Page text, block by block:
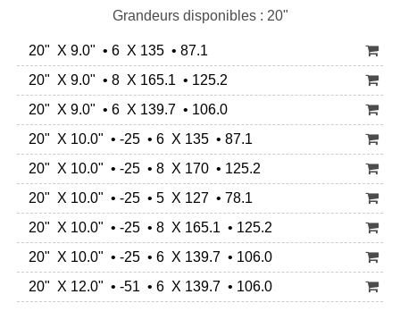
Grandeurs disponibles : 20"
20" X 9.0" • 6 X 135 • 87.1
20" X 9.0" • 8 X 165.1 • 125.2
20" X 9.0" • 6 X 139.7 • 106.0
20" X 10.0" • -25 • 6 X 135 • 87.1
20" X 10.0" • -25 • 8 X 170 • 125.2
20" X 10.0" • -25 • 5 X 127 • 78.1
20" X 10.0" • -25 • 8 X 165.1 • 125.2
20" X 10.0" • -25 • 6 X 139.7 • 106.0
20" X 12.0" • -51 • 6 X 139.7 • 106.0